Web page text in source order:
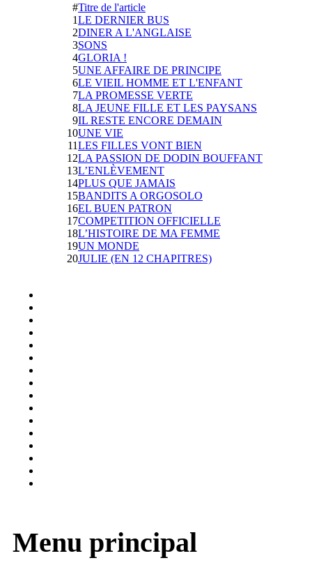
#Titre de l'article
1LE DERNIER BUS
2DINER A L'ANGLAISE
3SONS
4GLORIA !
5UNE AFFAIRE DE PRINCIPE
6LE VIEIL HOMME ET L'ENFANT
7LA PROMESSE VERTE
8LA JEUNE FILLE ET LES PAYSANS
9IL RESTE ENCORE DEMAIN
10UNE VIE
11LES FILLES VONT BIEN
12LA PASSION DE DODIN BOUFFANT
13L’ENLÈVEMENT
14PLUS QUE JAMAIS
15BANDITS A ORGOSOLO
16EL BUEN PATRON
17COMPETITION OFFICIELLE
18L’HISTOIRE DE MA FEMME
19UN MONDE
20JULIE (EN 12 CHAPITRES)
Menu principal